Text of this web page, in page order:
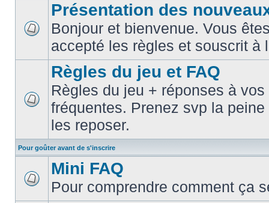
Présentation des
Bonjour et bienvenue. Vous
accepté les règles et souscrit à
Règles du jeu et FAQ
Règles du jeu + réponses à
fréquentes. Prenez svp la
les reposer.
Pour goûter avant de s'inscrire
Mini FAQ
Pour comprendre comment ça